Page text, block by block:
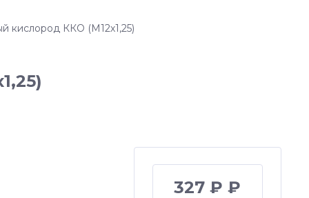
кислород ККО (М12х1,25)
327 ₽ ₽